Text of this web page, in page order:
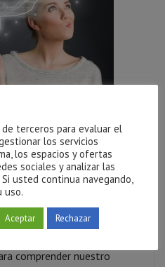
Metacognitivo
conocida como
comprender nuestro
terceros para evaluar el
los servicios
los espacios y ofertas
sociales y analizar las
usted continua navegando,
uso.
Aceptar Rechazar